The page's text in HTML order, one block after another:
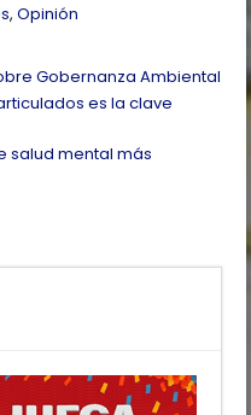
,Opinión
Gobernanza Ambiental
es la clave
salud mental más